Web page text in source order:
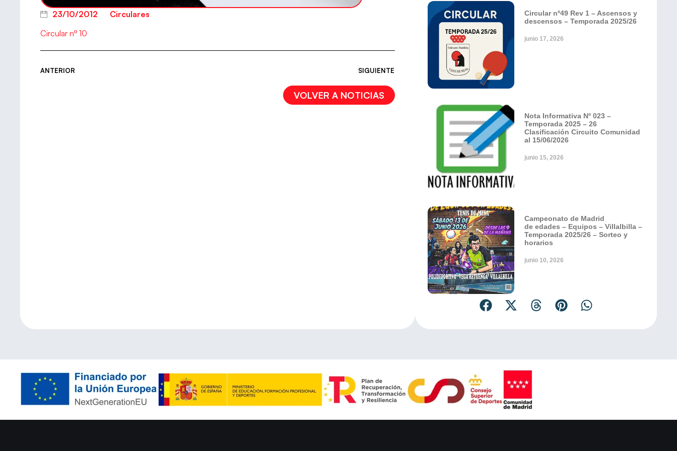
23/10/2012
Circulares
Circular nº 10
ANTERIOR SIGUIENTE
VOLVER A NOTICIAS
Circular nº49 Rev 1 – Ascensos y
descensos – Temporada 2025/26
junio 17, 2026
Nota Informativa Nº 023 –
Temporada 2025 – 26
Clasificación Circuito Comunidad
al 15/06/2026
junio 15, 2026
Campeonato de Madrid
de edades – Equipos – Villalbilla –
Temporada 2025/26 – Sorteo y
horarios
junio 10, 2026